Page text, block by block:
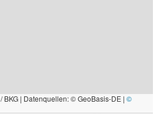
/ BKG | Datenquellen: © GeoBasis-DE | ©